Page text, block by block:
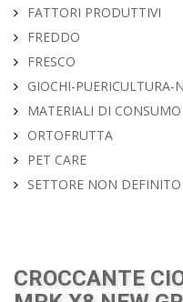
FATTORI PRODUTTIVI
FREDDO
FRESCO
GIOCHI-PUERICULTURA-
MATERIALI DI CONSUMO
ORTOFRUTTA
PET CARE
SETTORE NON DEFINITO
CROCCANTE